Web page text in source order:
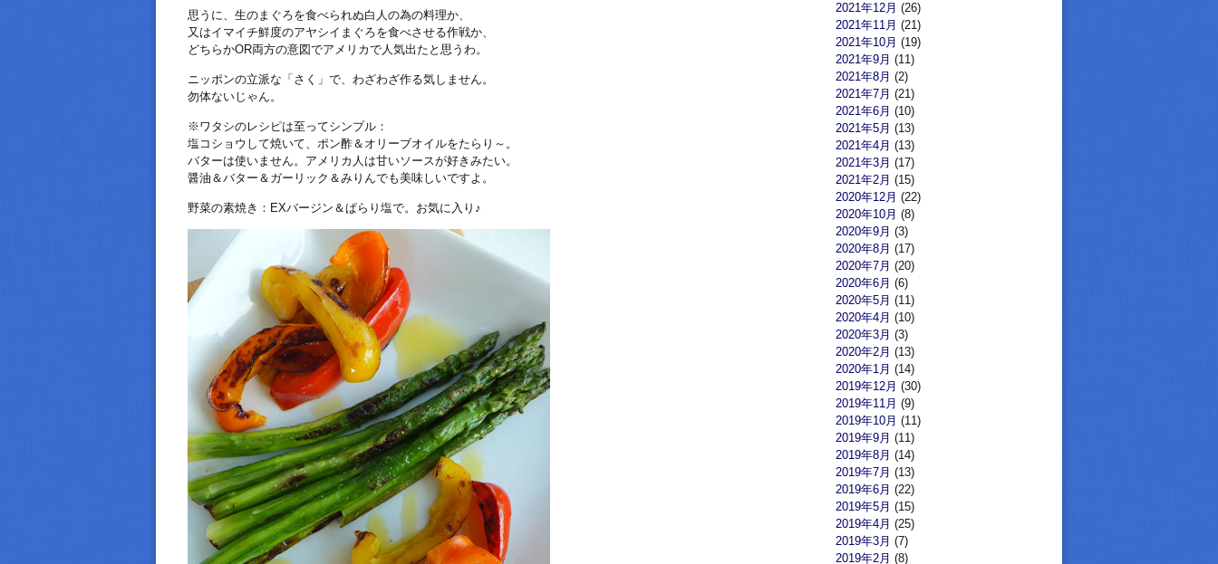
思うに、生のまぐろを食べられぬ白人の為の料理か、
又はイマイチ鮮度のアヤシイまぐろを食べさせる作戦か、
どちらかOR両方の意図でアメリカで人気出たと思うわ。
ニッポンの立派な「さく」で、わざわざ作る気しません。
勿体ないじゃん。
※ワタシのレシピは至ってシンプル：
塩コショウして焼いて、ポン酢＆オリーブオイルをたらり～。
バターは使いません。アメリカ人は甘いソースが好きみたい。
醤油＆バター＆ガーリック＆みりんでも美味しいですよ。
野菜の素焼き：EXバージン＆ぱらり塩で。お気に入り♪
2021年12月 (26)
2021年11月 (21)
2021年10月 (19)
2021年9月 (11)
2021年8月 (2)
2021年7月 (21)
2021年6月 (10)
2021年5月 (13)
2021年4月 (13)
2021年3月 (17)
2021年2月 (15)
2020年12月 (22)
2020年10月 (8)
2020年9月 (3)
2020年8月 (17)
2020年7月 (20)
2020年6月 (6)
2020年5月 (11)
2020年4月 (10)
2020年3月 (3)
2020年2月 (13)
2020年1月 (14)
2019年12月 (30)
2019年11月 (9)
2019年10月 (11)
2019年9月 (11)
2019年8月 (14)
2019年7月 (13)
2019年6月 (22)
2019年5月 (15)
2019年4月 (25)
2019年3月 (7)
2019年2月 (8)